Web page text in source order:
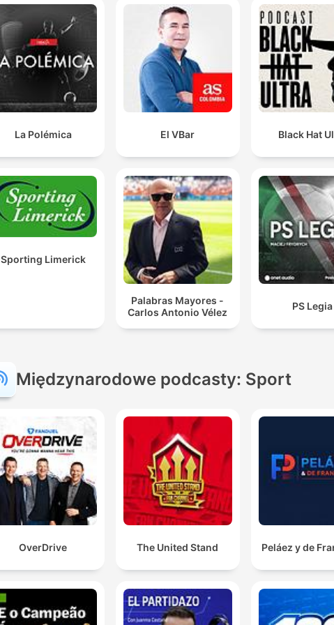
La Polémica El VBar Black Hat
Sporting Limerick
Palabras Mayores -
Carlos Antonio Vélez
PS Legia
Międzynarodowe podcasty: Sport
OverDrive The United Stand Peláez y de